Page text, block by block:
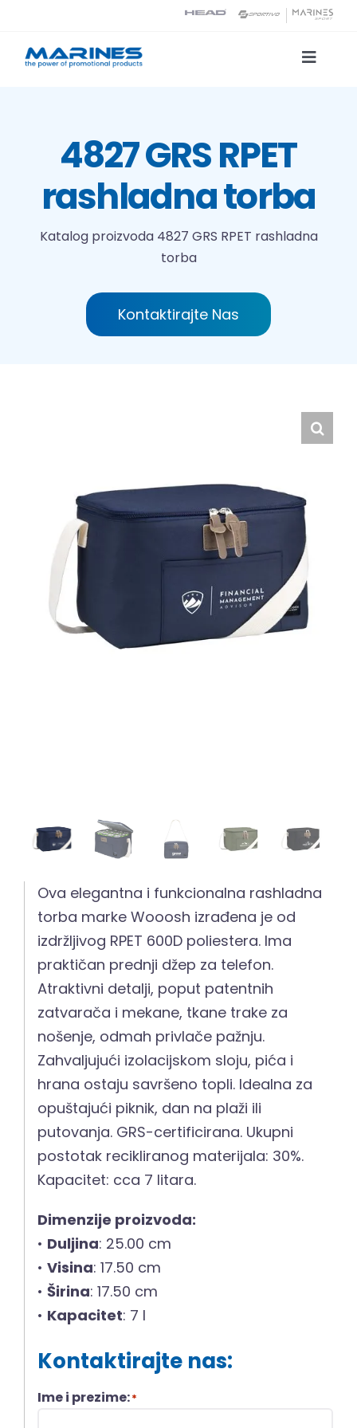
content
Toggle
Tehnologije tiska
O nama
4827 GRS RPET
rashladna torba
Katalog proizvoda 4827 GRS RPET rashladna
torba
Kontaktirajte Nas
Ova elegantna i funkcionalna rashladna
torba marke Wooosh izrađena je od
izdržljivog RPET 600D poliestera. Ima
praktičan prednji džep za telefon.
Atraktivni detalji, poput patentnih
zatvarača i mekane, tkane trake za
nošenje, odmah privlače pažnju.
Zahvaljujući izolacijskom sloju, pića i
hrana ostaju savršeno topli. Idealna za
opuštajući piknik, dan na plaži ili
putovanja. GRS-certificirana. Ukupni
postotak recikliranog materijala: 30%.
Kapacitet: cca 7 litara.
Dimenzije proizvoda:
• Duljina: 25.00 cm
•Visina: 17.50 cm
•Širina: 17.50 cm
• Kapacitet: 7 l
Kontaktirajte nas:
Ime i prezime:*